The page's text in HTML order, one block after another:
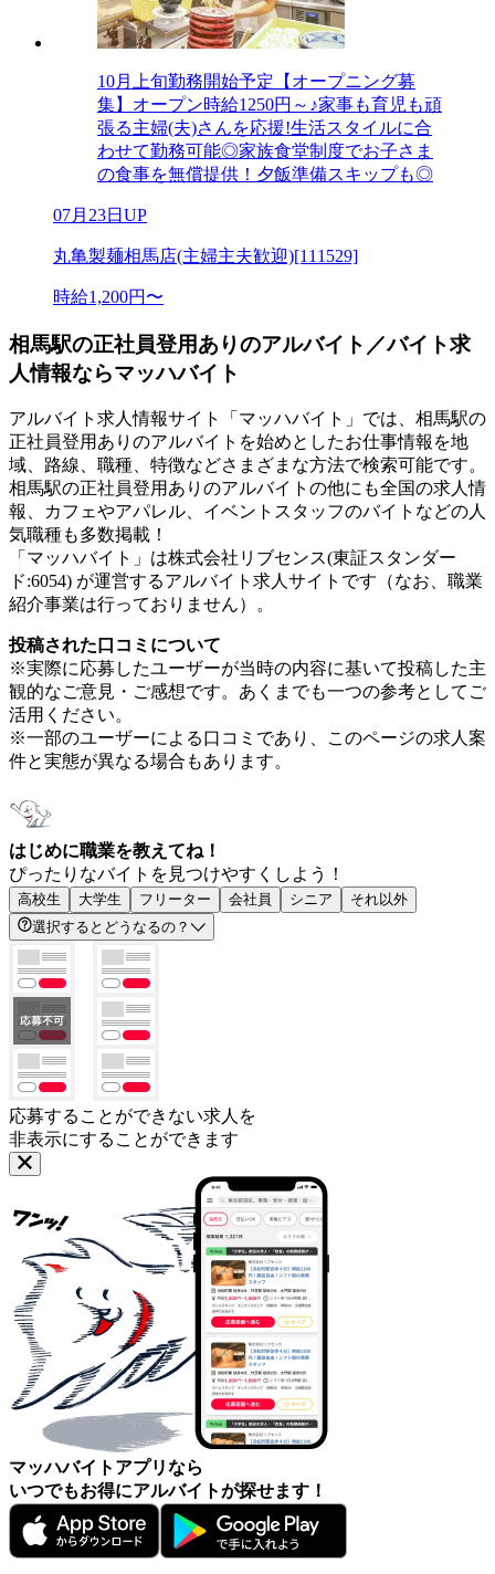
10月上旬勤務開始予定【オープニング募
集】オープン時給1250円～♪家事も育児も頑
張る主婦(夫)さんを応援!生活スタイルに合
わせて勤務可能◎家族食堂制度でお子さま
の食事を無償提供！夕飯準備スキップも◎
07月23日UP
丸亀製麺相馬店(主婦主夫歓迎)[111529]
時給1,200円〜
相馬駅の正社員登用ありのアルバイト／バイト求
人情報ならマッハバイト
アルバイト求人情報サイト「マッハバイト」では、相馬駅の
正社員登用ありのアルバイトを始めとしたお仕事情報を地
域、路線、職種、特徴などさまざまな方法で検索可能です。
相馬駅の正社員登用ありのアルバイトの他にも全国の求人情
報、カフェやアパレル、イベントスタッフのバイトなどの人
気職種も多数掲載！
「マッハバイト」は株式会社リブセンス(東証スタンダー
ド:6054) が運営するアルバイト求人サイトです（なお、職業
紹介事業は行っておりません）。
投稿された口コミについて
※実際に応募したユーザーが当時の内容に基いて投稿した主
観的なご意見・ご感想です。あくまでも一つの参考としてご
活用ください。
※一部のユーザーによる口コミであり、このページの求人案
件と実態が異なる場合もあります。
はじめに職業を教えてね！
ぴったりなバイトを見つけやすくしよう！
高校生 大学生 フリーター 会社員 シニア
それ以外
選択するとどうなるの？
応募することができない求人を
非表示にすることができます
マッハバイトアプリなら
いつでもお得にアルバイトが探せます！